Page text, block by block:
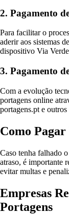
2. Pagamento
Para facilitar o
aderir aos sistemas
dispositivo Via
3. Pagamento
Com a evolução
portagens online
portagens.pt e
Como
Caso tenha falhado
atraso, é importante
evitar multas e
Empresas
Portagens